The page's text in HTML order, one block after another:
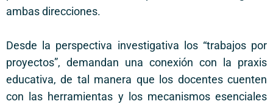
ambas direcciones.
Desde la perspectiva investigativa los “trabajos por
proyectos”, demandan una conexión con la praxis
educativa, de tal manera que los docentes cuenten
con las herramientas y los mecanismos esenciales